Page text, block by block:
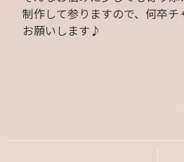
制作して参りますので、何卒チ
お願いします♪